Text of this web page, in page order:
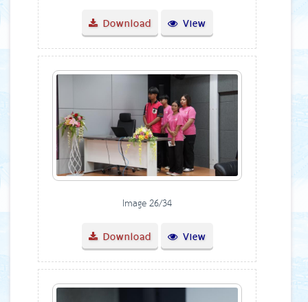
Download View
Image 26/34
Download View